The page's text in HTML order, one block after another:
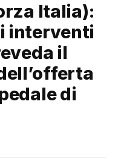
Italia):
interventi
il
di